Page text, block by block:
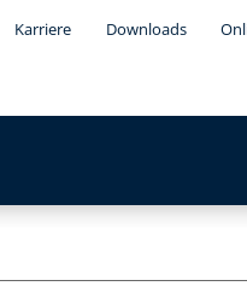
Karriere Downloads